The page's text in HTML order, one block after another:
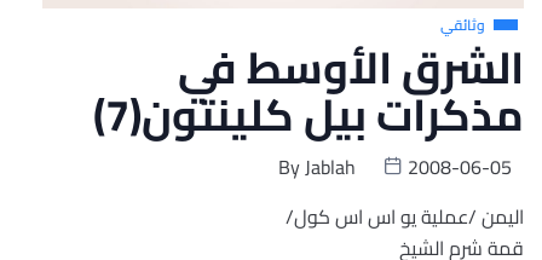
وثائقي
الشرق الأوسط في
مذكرات بيل كلينتون(7)
ByJablah
2008-06-05
اليمن /عملية يو اس اس كول/
قمة شرم الشيخ